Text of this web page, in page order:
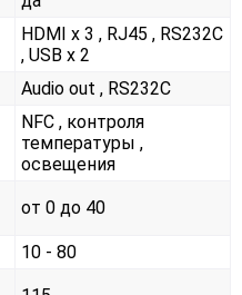
HDMI x 3 , RJ45 , RS232С
, USB x 2
Audio out , RS232С
NFC , контроля
температуры ,
освещения
от 0 до 40
10 - 80